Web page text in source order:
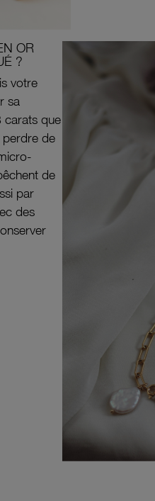
OR
?
votre
sa
carats que
perdre de
de
par
des